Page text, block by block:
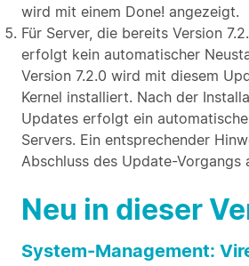
wird mit einem Done! angezeigt.
Für Server, die bereits Version
erfolgt kein automatischer
Version 7.2.0 wird mit diesem
Kernel installiert. Nach der
Updates erfolgt ein
Servers. Ein entsprechender
Abschluss des Update-Vorgangs
Neu in dieser
System-Management: